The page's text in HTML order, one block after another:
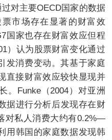
对主要OECD国家的数据
市场存在显著的财富效
国家也存在财富效应但程
）认为股票财富变化通过
发消费变动。其基于家庭
直接财富效应较快显现并
。Funke（2004）对亚洲
据进行分析后发现存在财
对私人消费大约有0.2%—
用韩国的家庭数据发现韩